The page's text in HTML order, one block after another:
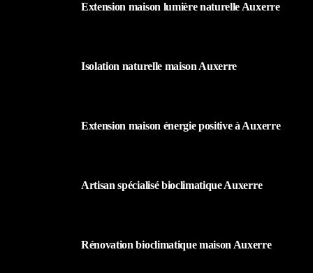
Extension maison lumière naturelle Auxerre
Isolation naturelle maison Auxerre
Extension maison énergie positive à Auxerre
Artisan spécialisé bioclimatique Auxerre
Rénovation bioclimatique maison Auxerre